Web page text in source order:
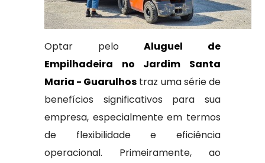
Optar peloAluguel de
Empilhadeira no Jardim Santa
Maria - Guarulhos traz uma série de
benefícios significativos para sua
empresa, especialmente em termos
de flexibilidade e eficiência
operacional. Primeiramente, ao